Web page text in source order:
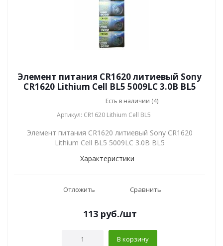
Элемент питания CR1620 литиевый Sony
CR1620 Lithium Cell BL5 5009LC 3.0В BL5
Есть в наличии (4)
Артикул: CR1620 Lithium Cell BL5
Элемент питания CR1620 литиевый Sony CR1620
Lithium Cell BL5 5009LC 3.0В BL5
Характеристики
Отложить Сравнить
113руб./шт
В корзину